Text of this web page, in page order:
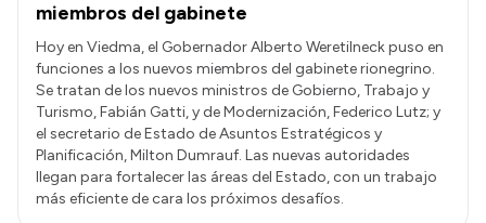
miembros del gabinete
Hoy en Viedma, el Gobernador Alberto Weretilneck puso en
funciones a los nuevos miembros del gabinete rionegrino.
Se tratan de los nuevos ministros de Gobierno, Trabajo y
Turismo, Fabián Gatti, y de Modernización, Federico Lutz; y
el secretario de Estado de Asuntos Estratégicos y
Planificación, Milton Dumrauf. Las nuevas autoridades
llegan para fortalecer las áreas del Estado, con un trabajo
más eficiente de cara los próximos desafíos.